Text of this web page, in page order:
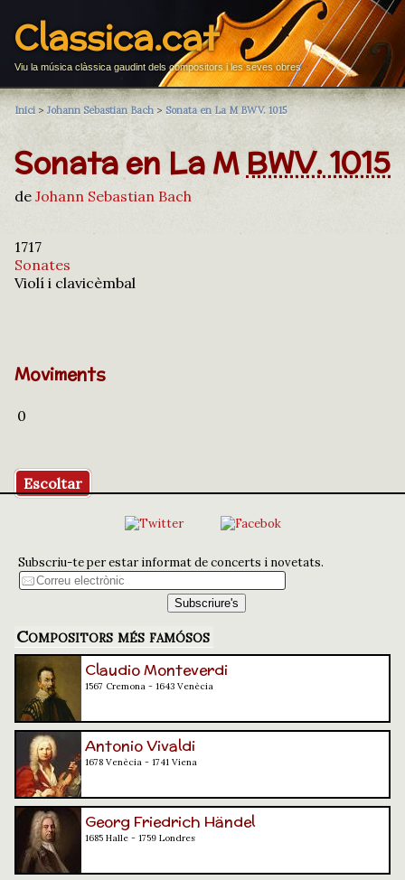
Classica.cat
Viu la música clàssica gaudint dels compositors i les seves obres
Inici > Johann Sebastian Bach > Sonata en La M BWV. 1015
Sonata en La M BWV. 1015
de Johann Sebastian Bach
1717
Sonates
Violí i clavicèmbal
Moviments
0
Escoltar
Subscriu-te per estar informat de concerts i novetats.
Compositors més famósos
Claudio Monteverdi
1567 Cremona - 1643 Venècia
Antonio Vivaldi
1678 Venècia - 1741 Viena
Georg Friedrich Händel
1685 Halle - 1759 Londres